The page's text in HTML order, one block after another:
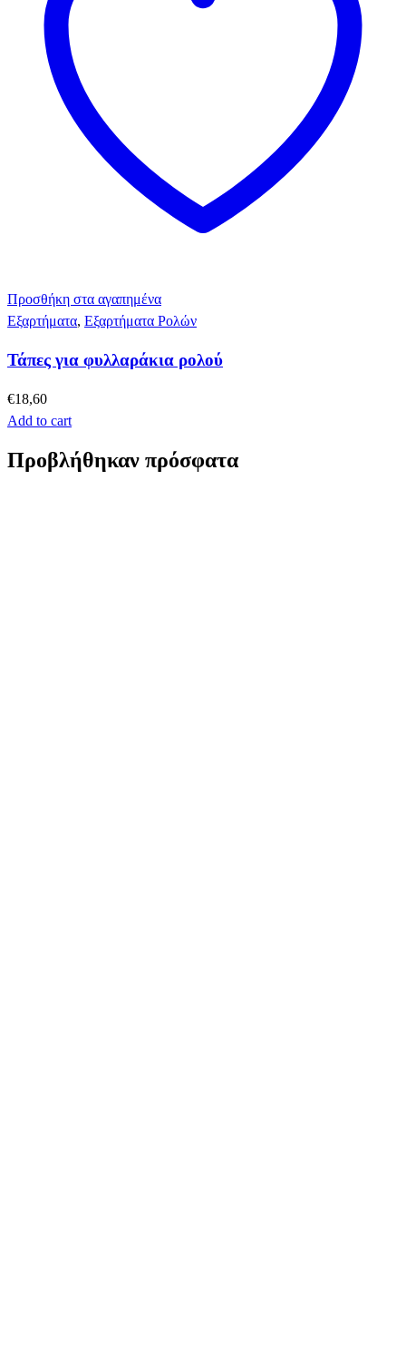
Προσθήκη στα αγαπημένα
Εξαρτήματα, Εξαρτήματα Ρολών
Τάπες για φυλλαράκια ρολού
€18,60
Add to cart
Προβλήθηκαν πρόσφατα